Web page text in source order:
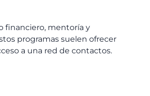
financiero, mentoría y
programas suelen ofrecer
a una red de contactos.